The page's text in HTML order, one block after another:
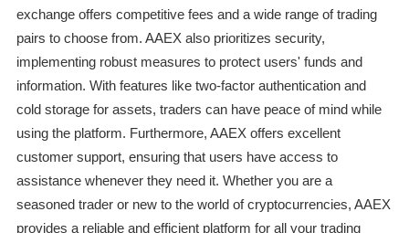
exchange offers competitive fees and a wide range of trading
pairs to choose from. AAEX also prioritizes security,
implementing robust measures to protect users' funds and
information. With features like two-factor authentication and
cold storage for assets, traders can have peace of mind while
using the platform. Furthermore, AAEX offers excellent
customer support, ensuring that users have access to
assistance whenever they need it. Whether you are a
seasoned trader or new to the world of cryptocurrencies, AAEX
provides a reliable and efficient platform for all your trading